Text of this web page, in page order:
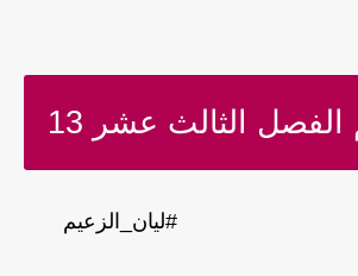
الثالث عشر 13
#ليان_الزعيم